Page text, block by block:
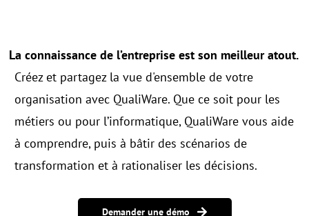
La connaissance de l’entreprise est son meilleur atout.
Créez et partagez la vue d'ensemble de votre
organisation avec QualiWare. Que ce soit pour les
métiers ou pour l’informatique, QualiWare vous aide
à comprendre, puis à bâtir des scénarios de
transformation et à rationaliser les décisions.
Demander une démo